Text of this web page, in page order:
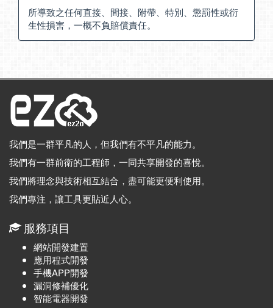
所導致之任何直接、間接、附帶、特別、懲罰性或衍
生性損害，一概不負賠償責任。
我們是一群平凡的人，但我們有不平凡的能力。
我們有一群前衛的工程師，一同共享開發的喜悅。
我們將理念與技術相互結合，盡可能更便利使用。
我們專注，讓工具更貼近人心。
服務項目
網站開發建置
應用程式開發
手機APP開發
漏洞修補優化
智能電器開發